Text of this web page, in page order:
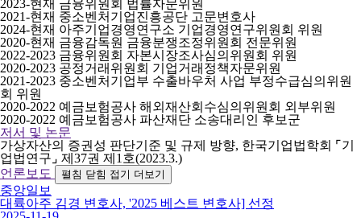
2023-현재 금융위원회 법률자문위원
2021-현재 중소벤처기업진흥공단 고문변호사
2024-현재 아주기업경영연구소 기업경영연구위원회 위원
2020-현재 금융감독원 금융분쟁조정위원회 전문위원
2022-2023 금융위원회 자본시장조사심의위원회 위원
2020-2023 공정거래위원회 기업거래정책자문위원
2021-2023 중소벤처기업부 수출바우처 사업 부정수급심의위원
회 위원
2020-2022 예금보험공사 해외재산회수심의위원회 외부위원
2020-2022 예금보험공사 파산재단 소송대리인 후보군
저서 및 논문
가상자산의 증권성 판단기준 및 규제 방향, 한국기업법학회 ⌜기
업법연구⌟ 제37권 제1호(2023.3.)
언론보도
펼침 닫힘 접기 더보기
중앙일보
대륙아주 김경 변호사, '2025 베스트 변호사] 선정